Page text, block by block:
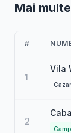
Mai
#
1
Vila
2